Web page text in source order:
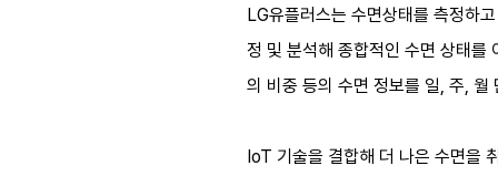
LG유플러스는 수면상태를 측정하
정 및 분석해 종합적인 수면 상태를
의 비중 등의 수면 정보를 일, 주, 월
IoT 기술을 결합해 더 나은 수면을